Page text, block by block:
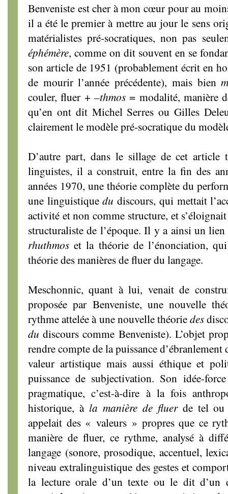
Benveniste est cher à mon cœur pour au
il a été le premier à mettre au jour le sens
matérialistes pré-socratiques, non pas
éphémère, comme on dit souvent en se
son article de 1951 (probablement écrit en
de mourir l’année précédente), mais bien
couler, fluer + –thmos= modalité, manière
qu’en ont dit Michel Serres ou Gilles
clairement le modèle pré-socratique du
D’autre part, dans le sillage de cet article
linguistes, il a construit, entre la fin des
années 1970, une théorie complète du
une linguistiquedu discours, qui mettait
activité et non comme structure, et
structuraliste de l’époque. Il y a ainsi un
rhuthmos et la théorie de l’énonciation, qui
théorie des manières de fluer du langage.
Meschonnic, quant à lui, venait de
proposée par Benveniste, une nouvelle
rythme attelée à une nouvelle théoriedes
du discours comme Benveniste). L’objet
rendre compte de la puissance
valeur artistique mais aussi éthique et
puissance de subjectivation. Son idée-
pragmatique, c’est-à-dire à la fois
historique, à la manière de fluerde tel ou
appelait des « valeurs » propres que ce
manière de fluer, ce rythme, analysé à
langage (sonore, prosodique, accentuel,
niveau extralinguistique des gestes et
la lecture orale d’un texte ou le dit d’un